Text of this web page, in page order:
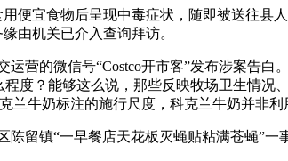
宜食物后呈现中毒症状，随即被送往县
由机关已介入查询拜访。
的微信号“Costco开市客”发布涉案告白
度？能够这么说，那些反映牧场卫生情
牛奶标注的施行尺度，科克兰牛奶并非
镇“一早餐店天花板灭蝇贴粘满苍蝇”一